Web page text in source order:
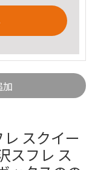
スクイー
スフレ ス